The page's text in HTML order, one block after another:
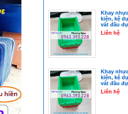
Khay
kiện, kệ
vát đầu
Liên hệ
Khay
kiện, kệ
vát đầu
Liên hệ